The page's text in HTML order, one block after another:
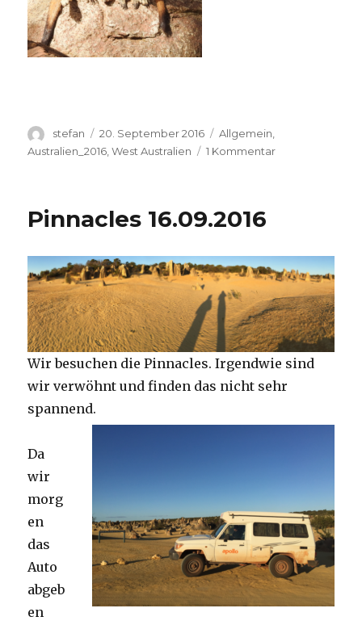
Autor
stefan
Veröffentlicht
am
20. September 2016 Kategorien
Allgemein,
Australien_2016 ,West Australien 1 Kommentarzu
Pinnacles 16.09.2016
Wir besuchen die Pinnacles. Irgendwie sind
wir verwöhnt und finden das nicht sehr
spannend.
Da
wir
morg
en
das
Auto
abgeb
en